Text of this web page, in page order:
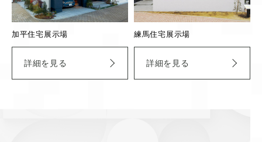
加平住宅展示場
詳細を見る
練馬住宅展示場
詳細を見る